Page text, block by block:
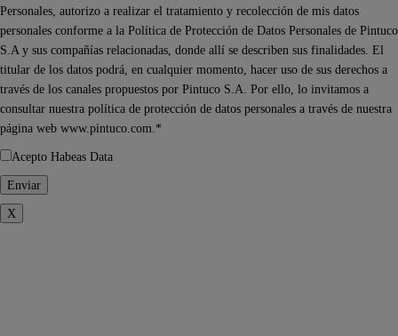
Personales, autorizo a realizar el tratamiento y recolección de mis datos
personales conforme a la Política de Protección de Datos Personales de Pintuco
S.A y sus compañías relacionadas, donde allí se describen sus finalidades. El
titular de los datos podrá, en cualquier momento, hacer uso de sus derechos a
través de los canales propuestos por Pintuco S.A. Por ello, lo invitamos a
consultar nuestra política de protección de datos personales a través de nuestra
página web www.pintuco.com.*
Acepto Habeas Data
X